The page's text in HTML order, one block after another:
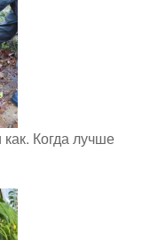
как. Когда лучше